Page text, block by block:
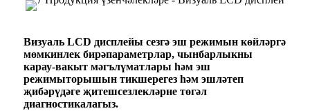
Визуаль LCD дисплейы сезгә эш режимын көйләргә
мөмкинлек бирәпараметрлар, чынбарлыкны
карау-вакыт мәгълүматлары һәм эш
режимыторышын тикшерегез һәм эшләтеп
җибәрүдәге җитешсезлекләрне төгәл
диагностикалагыз.